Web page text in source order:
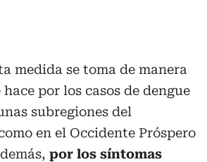
medida se toma de manera
por los casos de dengue
subregiones del
en el Occidente Próspero
por los síntomas